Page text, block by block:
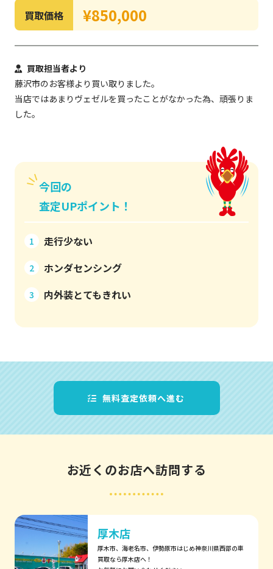
買取価格 ¥850,000
買取担当者より
藤沢市のお客様より買い取りました。
当店ではあまりヴェゼルを買ったことがなかった為、頑張りま
した。
今回の
査定UPポイント！
1 走行少ない
2 ホンダセンシング
3 内外装とてもきれい
無料査定依頼へ進む
お近くのお店へ訪問する
厚木店
厚木市、海老名市、伊勢原市はじめ神奈川県西部の車
買取なら厚木店へ！